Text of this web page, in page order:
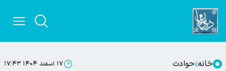
خانه حوادث ۱۷ اسفند ۱۴۰۴ ۱۷:۴۳